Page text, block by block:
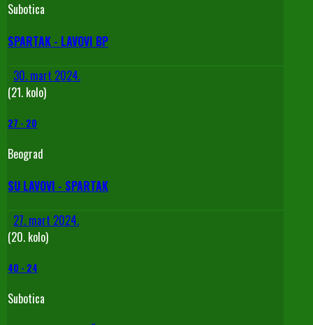
Subotica
SPARTAK - LAVOVI BP
30. mart 2024.
(21. kolo)
27 - 20
Beograd
SU LAVOVI - SPARTAK
27. mart 2024.
(20. kolo)
40 - 24
Subotica